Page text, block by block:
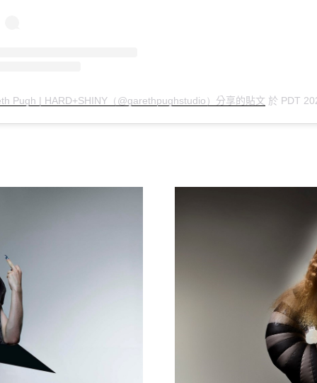
Pugh | HARD+SHINY（@garethpughstudio） 分享的貼文 於 PDT